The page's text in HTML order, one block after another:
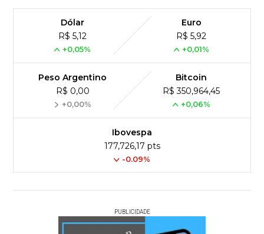
Dólar
R$ 5,12
+0,05%
Euro
R$ 5,92
+0,01%
Peso Argentino
R$ 0,00
+0,00%
Bitcoin
R$ 350,964,45
+0,06%
Ibovespa
177,726,17 pts
-0.09%
PUBLICIDADE